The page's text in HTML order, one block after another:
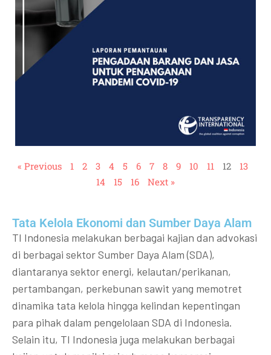
« Previous 1 2 3 4 5 6 7 8 9 10 11 12
13
14
15 16 Next »
Tata Kelola Ekonomi dan Sumber Daya Alam
TI Indonesia melakukan berbagai kajian dan advokasi
di berbagai sektor Sumber Daya Alam (SDA),
diantaranya sektor energi, kelautan/perikanan,
pertambangan, perkebunan sawit yang memotret
dinamika tata kelola hingga kelindan kepentingan
para pihak dalam pengelolaan SDA di Indonesia.
Selain itu, TI Indonesia juga melakukan berbagai